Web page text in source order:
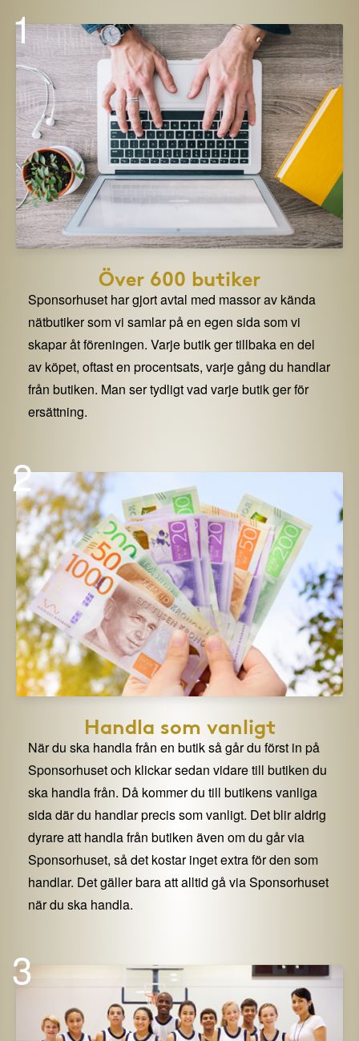
1
Över 600 butiker
Sponsorhuset har gjort avtal med massor av kända
nätbutiker som vi samlar på en egen sida som vi
skapar åt föreningen. Varje butik ger tillbaka en del
av köpet, oftast en procentsats, varje gång du handlar
från butiken. Man ser tydligt vad varje butik ger för
ersättning.
2
Handla som vanligt
När du ska handla från en butik så går du först in på
Sponsorhuset och klickar sedan vidare till butiken du
ska handla från. Då kommer du till butikens vanliga
sida där du handlar precis som vanligt. Det blir aldrig
dyrare att handla från butiken även om du går via
Sponsorhuset, så det kostar inget extra för den som
handlar. Det gäller bara att alltid gå via Sponsorhuset
när du ska handla.
3